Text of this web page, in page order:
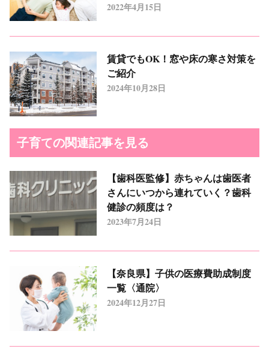
2022年4月15日
賃貸でもOK！窓や床の寒さ対策を
ご紹介
2024年10月28日
子育ての関連記事を見る
【歯科医監修】赤ちゃんは歯医者
さんにいつから連れていく？歯科
健診の頻度は？
2023年7月24日
【奈良県】子供の医療費助成制度
一覧〈通院〉
2024年12月27日